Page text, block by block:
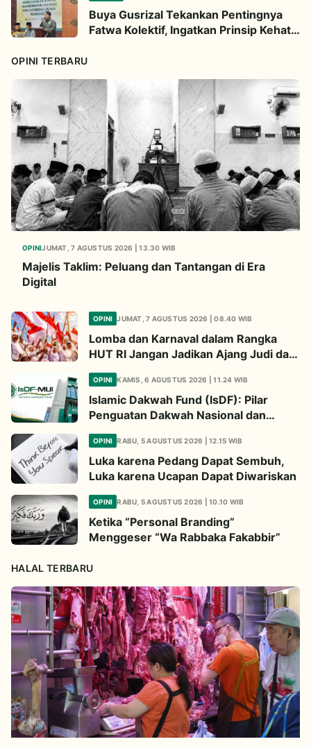
Buya Gusrizal Tekankan Pentingnya
Fatwa Kolektif, Ingatkan Prinsip Kehati-
OPINI TERBARU
OPINIJUMAT, 7 AGUSTUS 2026 | 13.30 WIB
Majelis Taklim: Peluang dan Tantangan di Era
Digital
OPINI JUMAT, 7 AGUSTUS 2026 | 08.40 WIB
Lomba dan Karnaval dalam Rangka
HUT RI Jangan Jadikan Ajang Judi dan
OPINI KAMIS, 6 AGUSTUS 2026 | 11.24 WIB
Islamic Dakwah Fund (IsDF): Pilar
Penguatan Dakwah Nasional dan
OPINI RABU, 5 AGUSTUS 2026 | 12.15 WIB
Luka karena Pedang Dapat Sembuh,
Luka karena Ucapan Dapat Diwariskan
OPINI RABU, 5 AGUSTUS 2026 | 10.10 WIB
Ketika “Personal Branding”
Menggeser “Wa Rabbaka Fakabbir”
HALAL TERBARU